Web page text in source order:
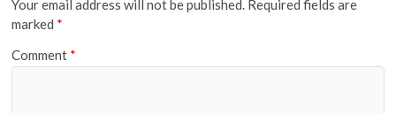
Your email address will not be published. Required fields are
marked *
Comment *